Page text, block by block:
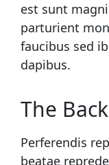
est sunt
parturient
faucibus sed
dapibus.
The
Perferendis
beatae